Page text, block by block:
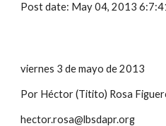
Post date: May 04, 2013
viernes 3 de mayo de 2013
Por Héctor (Titito) Rosa
hector.rosa@lbsdapr.org